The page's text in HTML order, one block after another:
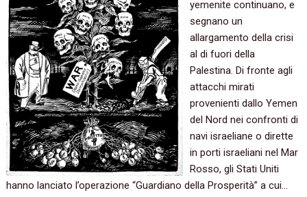
yemenite continuano, e
segnano un
allargamento della crisi
al di fuori della
Palestina. Di fronte agli
attacchi mirati
provenienti dallo Yemen
del Nord nei confronti di
navi israeliane o dirette
in porti israeliani nel Mar
Rosso, gli Stati Uniti
hanno lanciato l’operazione “Guardiano della Prosperità” a cui…